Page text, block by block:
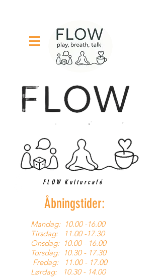
FLOW Kulturcafé
Åbningstider:
Mandag: 10.00 -16.00
Tirsdag:
11.00 -17.30
Onsdag: 10.00 - 16.00
Torsdag: 10.30 - 17.30
Fredag:
11.00 - 17.00
Lørdag:
10.30 - 14.00